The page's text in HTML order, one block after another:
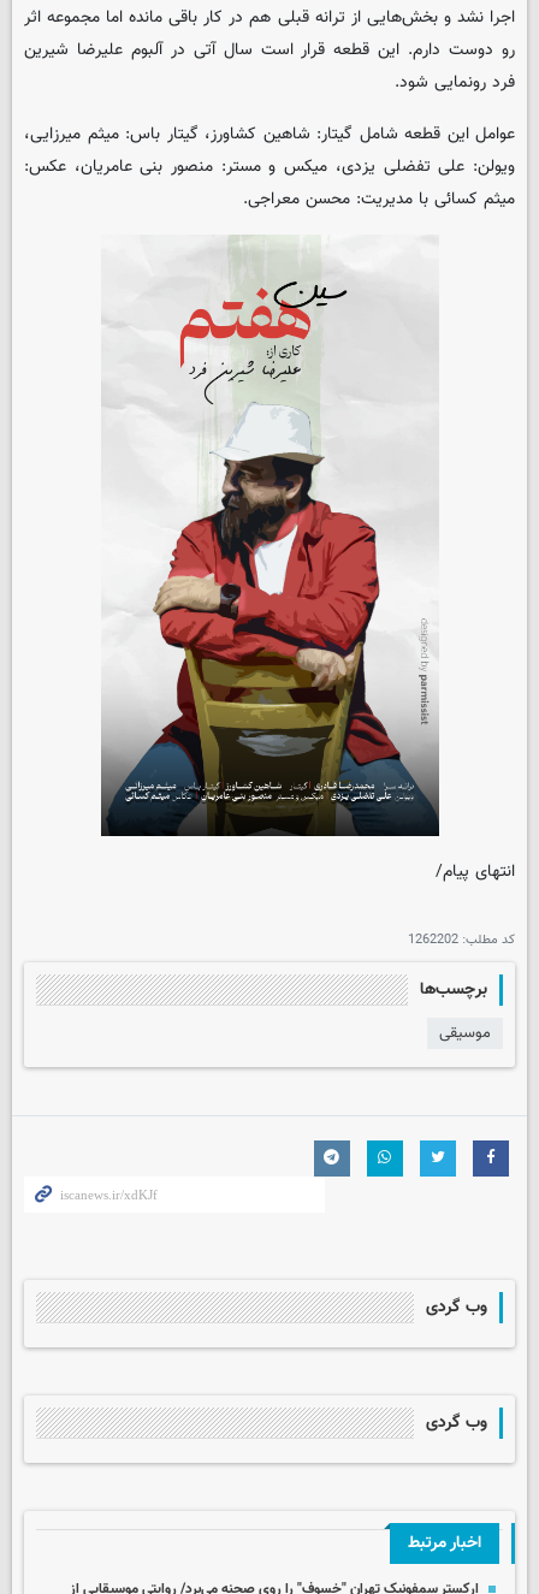
اجرا نشد و بخش‌هایی از ترانه قبلی هم در کار باقی مانده اما مجموعه اثر
رو دوست دارم. این قطعه قرار است سال آتی در آلبوم علیرضا شیرین
فرد رونمایی شود.
عوامل این قطعه شامل گیتار: شاهین کشاورز، گیتار باس: میثم میرزایی،
ویولن: علی تفضلی یزدی، میکس و مستر: منصور بنی عامریان، عکس:
میثم کسائی با مدیریت: محسن معراجی.
انتهای پیام/
کد مطلب: 1262202
برچسب‌ها
موسیقی
وب گردی
وب گردی
اخبار مرتبط
ارکستر سمفونیک تهران "خسوف" را روی صحنه می‌برد/ روایتی موسیقایی از